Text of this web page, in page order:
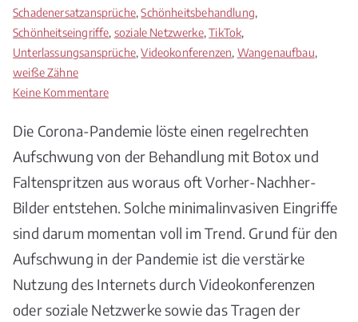
Schadenersatzansprüche,Schönheitsbehandlung,
Schönheitseingriffe, soziale Netzwerke,TikTok,
Unterlassungsansprüche,Videokonferenzen, Wangenaufbau,
weiße Zähne
Keine Kommentarezu
Nachher-
Bilder
Schönheitseingriffen
Die Corona-Pandemie löste einen regelrechten
Aufschwung von der Behandlung mit Botox und
Faltenspritzen aus woraus oft Vorher-Nachher-
Bilder entstehen. Solche minimalinvasiven Eingriffe
sind darum momentan voll im Trend. Grund für den
Aufschwung in der Pandemie ist die verstärke
Nutzung des Internets durch Videokonferenzen
oder soziale Netzwerke sowie das Tragen der